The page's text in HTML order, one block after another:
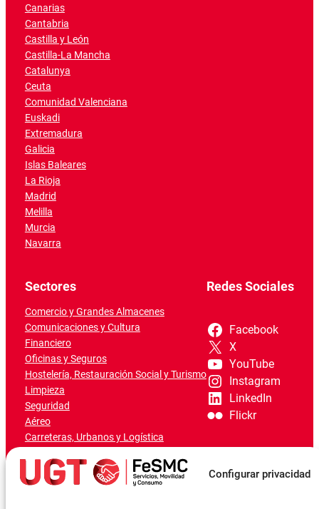
Configurar privacidad
Canarias
Cantabria
Castilla y León
Castilla-La Mancha
Catalunya
Ceuta
Comunidad Valenciana
Euskadi
Extremadura
Galicia
Islas Baleares
La Rioja
Madrid
Melilla
Murcia
Navarra
Sectores
Comercio y Grandes Almacenes
Comunicaciones y Cultura
Financiero
Oficinas y Seguros
Hostelería, Restauración Social y Turismo
Limpieza
Seguridad
Aéreo
Carreteras, Urbanos y Logística
Marítimo-Portuario
Redes Sociales
Facebook
X
YouTube
Instagram
LinkedIn
Flickr